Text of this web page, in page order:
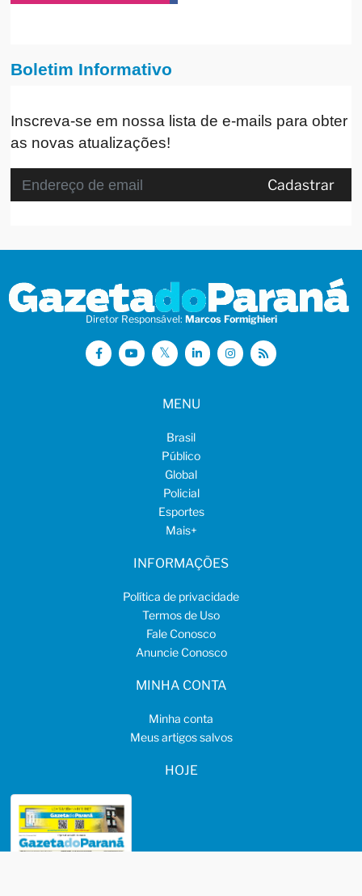
Boletim Informativo
Inscreva-se em nossa lista de e-mails para obter
as novas atualizações!
Cadastrar
Diretor Responsável: Marcos Formighieri
MENU
Brasil
Público
Global
Policial
Esportes
Mais+
INFORMAÇÕES
Política de privacidade
Termos de Uso
Fale Conosco
Anuncie Conosco
MINHA CONTA
Minha conta
Meus artigos salvos
HOJE